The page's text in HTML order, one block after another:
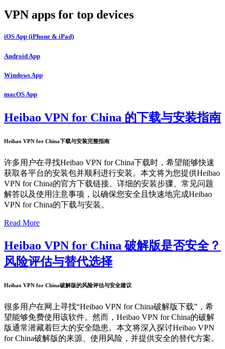
VPN apps for top devices
iOS App (iPhone & iPad)
Android App
Windows App
macOS App
Heibao VPN for China 的下载与安装指南
Heibao VPN for China下载与安装完整指南
许多用户在寻找Heibao VPN for China下载时，希望能够快速
获取各平台的安装包并顺利进行安装。本文将为您提供Heibao
VPN for China的官方下载链接、详细的安装步骤、常见问题
解答以及使用注意事项，以确保您安全且快速地完成Heibao
VPN for China的下载与安装。
Read More
Heibao VPN for China 破解版是否安全？
风险评估与替代选择
Heibao VPN for China破解版的风险评估与安全建议
很多用户在网上寻找“Heibao VPN for China破解版下载”，希
望能够免费使用该软件。然而，Heibao VPN for China的破解
版通常潜藏着巨大的安全隐患。本文将深入探讨Heibao VPN
for China破解版的来源、使用风险，并提供安全的替代方案。